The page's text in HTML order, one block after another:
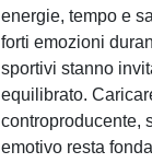
energie, tempo e
forti emozioni
sportivi stanno
equilibrato.
controproducente,
emotivo resta